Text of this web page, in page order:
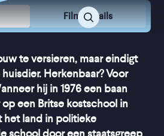
Film Details
te versieren, maar eindigt
Herkenbaar? Voor
hij in 1976 een baan
een Britse kostschool in
het land in politieke
school door een staatsgreep